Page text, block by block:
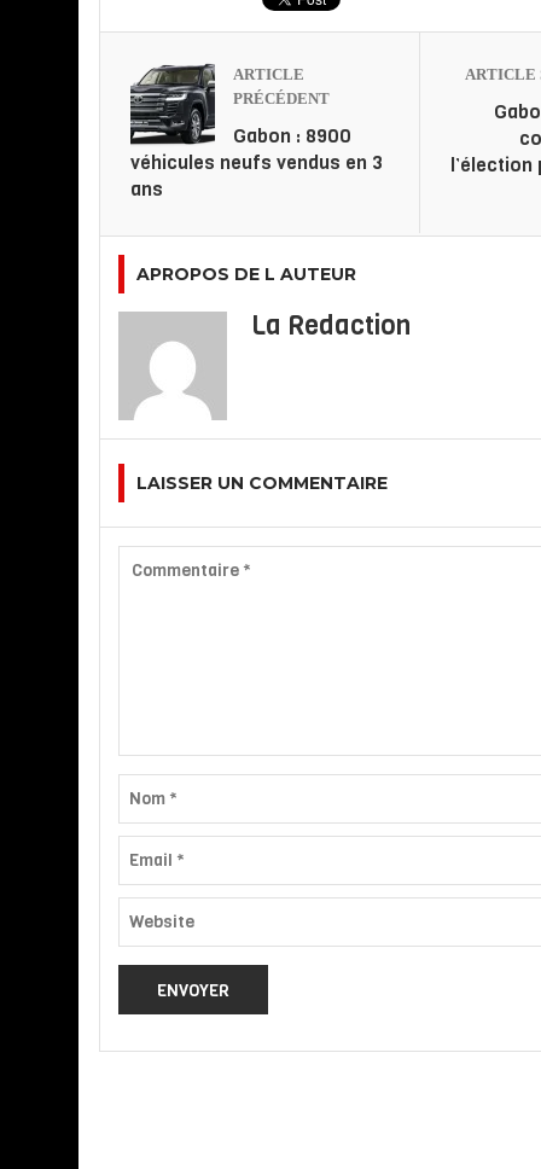
ARTICLE
PRÉCÉDENT
Gabon : 8900
véhicules neufs vendus en 3
ans
ARTICLE
l’élection
APROPOS DE L AUTEUR
La Redaction
LAISSER UN COMMENTAIRE